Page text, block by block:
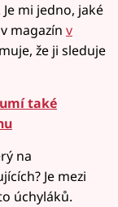
mi jedno, jaké
magazín v
že ji sleduje
také
na
Je mezi
úchyláků.